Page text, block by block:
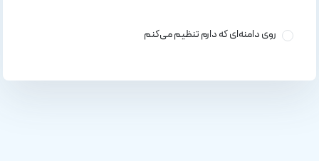
روی دامنه‌ای که دارم تنظیم می‌کنم